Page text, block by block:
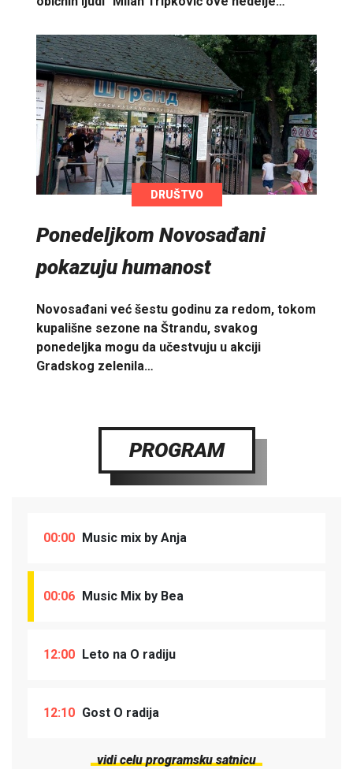
DRUŠTVO
Ponedeljkom Novosađani
pokazuju humanost
Novosađani već šestu godinu za redom, tokom
kupališne sezone na Štrandu, svakog
ponedeljka mogu da učestvuju u akciji
Gradskog zelenila…
PROGRAM
00:00 Music mix by Anja
00:06 Music Mix by Bea
12:00 Leto na O radiju
12:10 Gost O radija
vidi celu programsku satnicu